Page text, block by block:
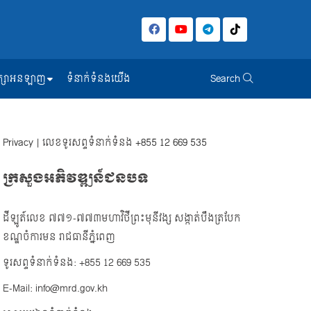
សាអនឡាញ ទំនាក់ទំនងយើង Search
Privacy | លេខទូរសព្ទទំនាក់ទំនង +855 12 669 535
ក្រសួងអភិវឌ្ឍន៍ជនបទ
ដីឡូត៍លេខ ៧៧១-៧៧៣មហាវិថីព្រះមុនីវង្ស សង្កាត់បឹងត្របែក
ខណ្ឌចំការមន រាជធានីភ្នំពេញ
ទូរសព្ទទំនាក់ទំនង: +855 12 669 535
E-Mail: info@mrd.gov.kh